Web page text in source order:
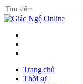
Trang chủ
Thời sự